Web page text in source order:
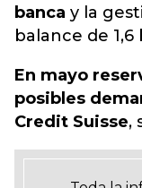
banca y la
balance de
En mayo
posibles
Credit Suisse,